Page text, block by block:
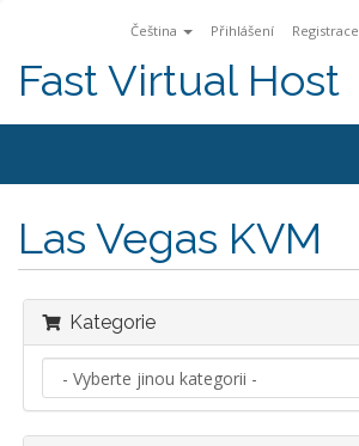
Čeština Přihlášení Registrace
Fast Virtual Host
Las Vegas KVM
Kategorie